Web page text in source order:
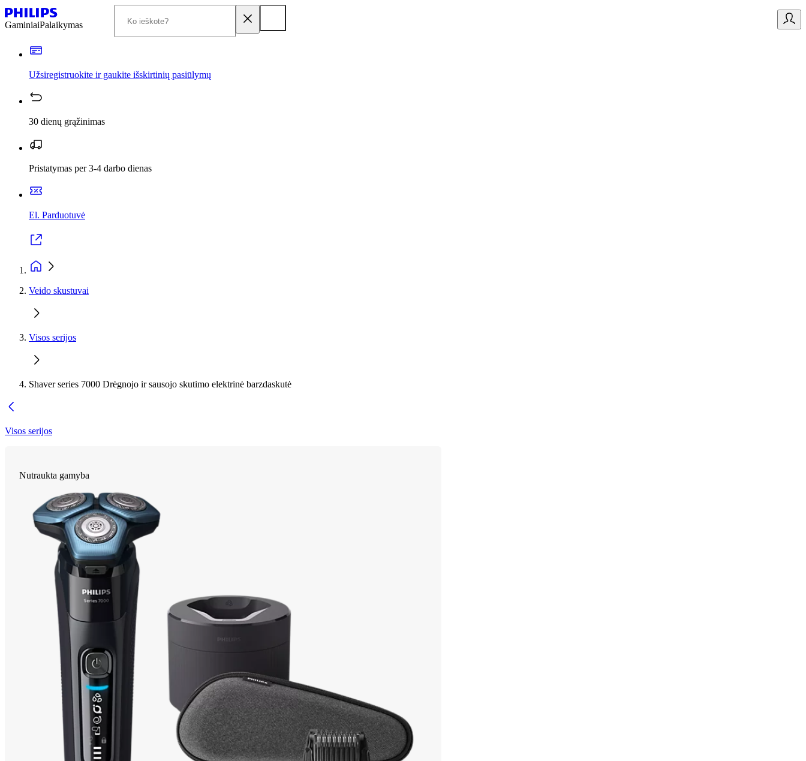
GaminiaiPalaikymas
Užsiregistruokite ir gaukite išskirtinių pasiūlymų
30 dienų grąžinimas
Pristatymas per 3-4 darbo dienas
El. Parduotuvė
Veido skustuvai
Visos serijos
Shaver series 7000 Drėgnojo ir sausojo skutimo elektrinė barzdaskutė
Visos serijos
Nutraukta gamyba